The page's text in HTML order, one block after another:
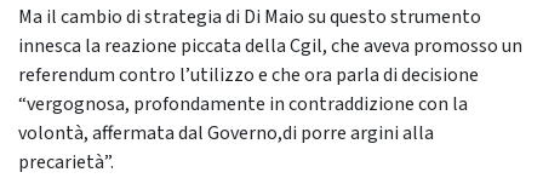
Ma il cambio di strategia di Di Maio su questo strumento
innesca la reazione piccata della Cgil, che aveva promosso un
referendum contro l’utilizzo e che ora parla di decisione
“vergognosa, profondamente in contraddizione con la
volontà, affermata dal Governo,di porre argini alla
precarietà”.